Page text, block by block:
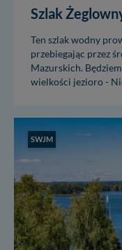
Szlak
Ten szlak wodny
przebiegając przez
Mazurskich.
wielkości jezioro -
SWJM